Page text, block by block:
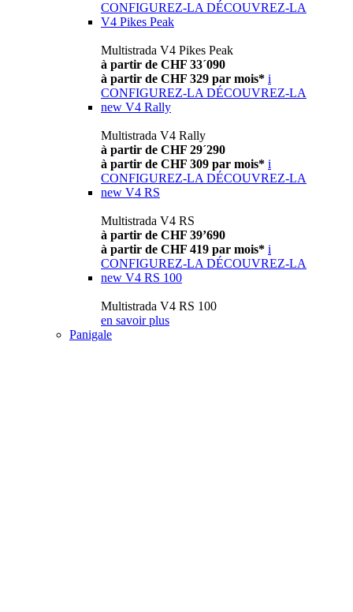
CONFIGUREZ-LA DÉCOUVREZ-LA
V4 Pikes Peak
Multistrada V4 Pikes Peak
à partir de CHF 33´090
à partir de CHF 329 par mois* i
CONFIGUREZ-LA DÉCOUVREZ-LA
new V4 Rally
Multistrada V4 Rally
à partir de CHF 29´290
à partir de CHF 309 par mois* i
CONFIGUREZ-LA DÉCOUVREZ-LA
new V4 RS
Multistrada V4 RS
à partir de CHF 39’690
à partir de CHF 419 par mois* i
CONFIGUREZ-LA DÉCOUVREZ-LA
new V4 RS 100
Multistrada V4 RS 100
en savoir plus
Panigale